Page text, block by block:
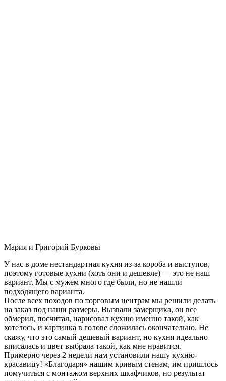
Мария и Григорий Бурковы
У нас в доме нестандартная кухня из-за короба и выступов,
поэтому готовые кухни (хоть они и дешевле) — это не наш
вариант. Мы с мужем много где были, но не нашли
подходящего варианта.
После всех походов по торговым центрам мы решили делать
на заказ под наши размеры. Вызвали замерщика, он все
обмерил, посчитал, нарисовал кухню именно такой, как
хотелось, и картинка в голове сложилась окончательно. Не
скажу, что это самый дешевый вариант, но кухня идеально
вписалась и цвет выбрала такой, как мне нравится.
Примерно через 2 недели нам установили нашу кухню-
красавицу! «Благодаря» нашим кривым стенам, им пришлось
помучиться с монтажом верхних шкафчиков, но результат